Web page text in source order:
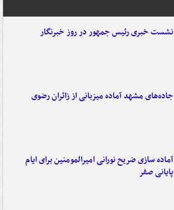
نشست خبری رئیس جمهور در روز خبرنگار
جاده‌های مشهد آماده میزبانی از زائران رضوی
آماده سازی ضریح نورانی امیرالمومنین برای ایام
پایانی صفر